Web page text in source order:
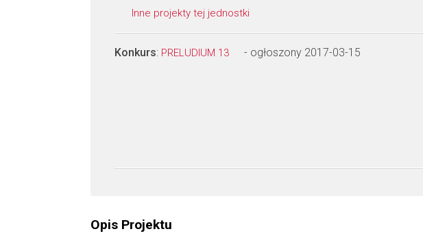
Inne projekty tej jednostki
Konkurs: PRELUDIUM 13 - ogłoszony 2017-03-15
Opis Projektu